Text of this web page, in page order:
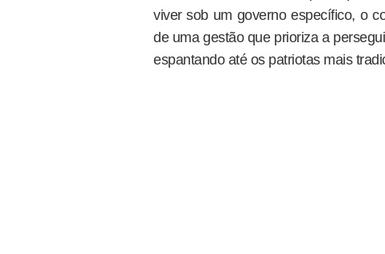
viver sob um governo específico, o
de uma gestão que prioriza a
espantando até os patriotas mais